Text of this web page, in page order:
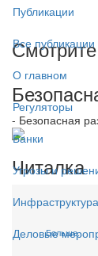
Публикации
Все публикации
О главном
Регуляторы
Банки
Угрозы и
Инфраструктура
Деловые
- Безопасная
Читалка
Больше...